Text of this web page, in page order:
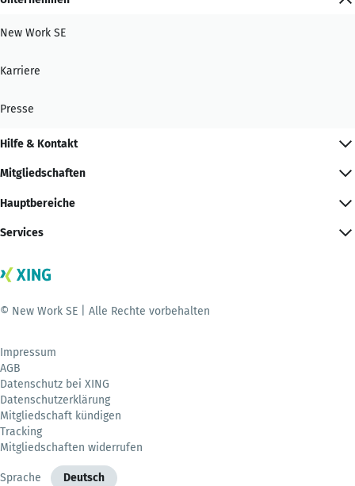
New Work SE
Karriere
Presse
Hilfe & Kontakt
Mitgliedschaften
Hauptbereiche
Services
© New Work SE | Alle Rechte vorbehalten
Impressum
AGB
Datenschutz bei XING
Datenschutzerklärung
Mitgliedschaft kündigen
Tracking
Mitgliedschaften widerrufen
Sprache Deutsch